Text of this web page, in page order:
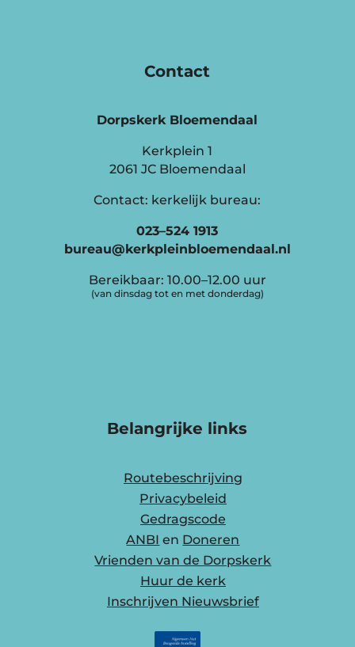
Contact
Dorpskerk Bloemendaal
Kerkplein 1
2061 JC Bloemendaal
Contact: kerkelijk bureau:
023–524 1913
bureau@kerkpleinbloemendaal.nl
Bereikbaar: 10.00–12.00 uur
(van dinsdag tot en met donderdag)
Belangrijke links
Routebeschrijving
Privacybeleid
Gedragscode
ANBI en Doneren
Vrienden van de Dorpskerk
Huur de kerk
Inschrijven Nieuwsbrief